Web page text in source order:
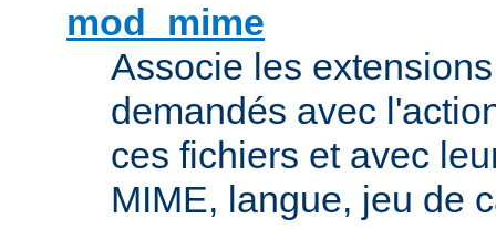
mod_mime
Associe les
demandés avec
ces fichiers et avec
MIME, langue, jeu de